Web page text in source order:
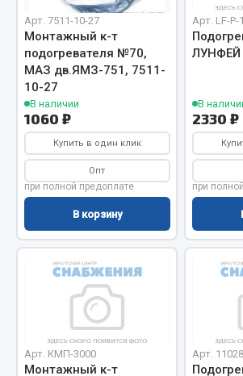
Угольники
Фитинги
Штуцеры
Весь раздел
Инструмент
Автомобильный инструмент
Измерительный инструмент
Режущий инструмент
Силовое оборудование
Слесарный инструмент
Столярный инструмент
Показать ещё
Арт. 7511-10-27
Монтажный к-т
подогревателя №70,
МАЗ дв.ЯМЗ-751, 7511-
10-27
В наличии
1060 ₽
Купить в один клик
Опт
при полной предоплате
В корзину
Арт. LF-P-
ЛУНФЕЙ
В
2330 ₽
при
Арт. КМП-3000
Монтажный к-т
Арт. 11028